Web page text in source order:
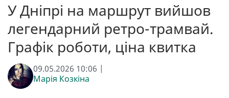
У Дніпрі на маршрут вийшов
легендарний ретро-трамвай.
Графік роботи, ціна квитка
09.05.2026 10:06 |
Марія Козкіна